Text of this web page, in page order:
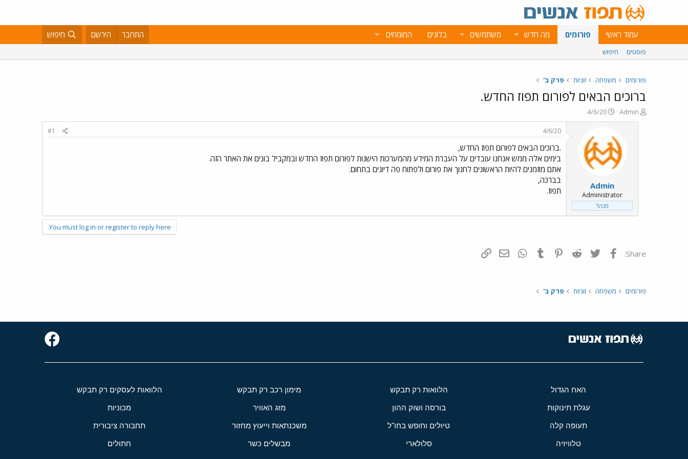
עמוד ראשי פורומים מה חדש משתמשים בלוגים המומחים התחבר הירשם חיפוש
פוסטים חיפוש
פורומים משפחה זוגיות פרק ב'
ברוכים הבאים לפורום תפוז החדש.
פ
ו
Admin
פ
ו
ם
ב
ת
ר
י
ך
4/6/20
Admin
Administrator
מנהל
4/6/20
#1
.ברוכים הבאים לפורום תפוז החדש,
בימים אלה ממש אנחנו עובדים על העברת המידע מהמערכות הישנות לפורום תפוז החדש ובמקביל בונים את האתר הזה.
אתם מוזמנים להיות הראשונים לחנוך את פורום ולפתוח פה דיונים בתחום.
בברכה,
תפוז.
You must log in or register to reply here.
Share: פייסבוק Twitter
Reddit
Pinterest
Tumblr
WhatsAppדואר אלקטרוני
פורומים משפחה זוגיות פרק ב'
האח הגדול הלוואות רק תבקש מימון רכב רק תבקש הלוואות לעסקים רק תבקש
עגלת תינוקות בורסה ושוק ההון מזג האוויר מכוניות
תעופה קלה טיולים וחופש בחו"ל משכנתאות וייעוץ מחזור תחבורה ציבורית
טלוויזיה סלולארי מבשלים כשר חתולים